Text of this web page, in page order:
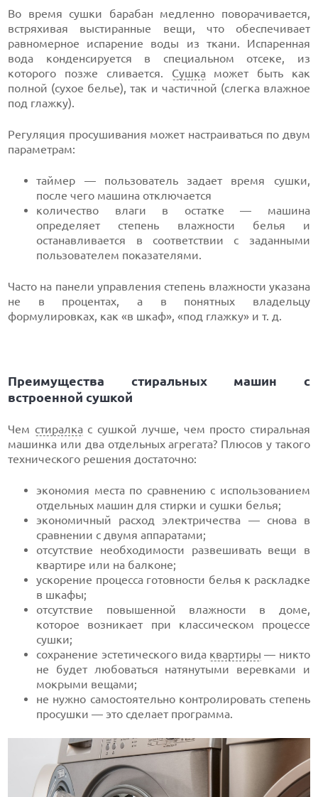
Во время сушки барабан медленно поворачивается,
встряхивая выстиранные вещи, что обеспечивает
равномерное испарение воды из ткани. Испаренная
вода конденсируется в специальном отсеке, из
которого позже сливается. Сушкаможет быть как
полной (сухое белье), так и частичной (слегка влажное
под глажку).
Регуляция просушивания может настраиваться по двум
параметрам:
таймер — пользователь задает время сушки,
после чего машина отключается
количество влаги в остатке — машина
определяет степень влажности белья и
останавливается в соответствии с заданными
пользователем показателями.
Часто на панели управления степень влажности указана
не в процентах, а в понятных владельцу
формулировках, как «в шкаф», «под глажку» и т. д.
Преимущества стиральных машин с
встроенной сушкой
Чем стиралкас сушкой лучше, чем просто стиральная
машинка или два отдельных агрегата? Плюсов у такого
технического решения достаточно:
экономия места по сравнению с использованием
отдельных машин для стирки и сушки белья;
экономичный расход электричества — снова в
сравнении с двумя аппаратами;
отсутствие необходимости развешивать вещи в
квартире или на балконе;
ускорение процесса готовности белья к раскладке
в шкафы;
отсутствие повышенной влажности в доме,
которое возникает при классическом процессе
сушки;
сохранение эстетического вида квартиры — никто
не будет любоваться натянутыми веревками и
мокрыми вещами;
не нужно самостоятельно контролировать степень
просушки — это сделает программа.